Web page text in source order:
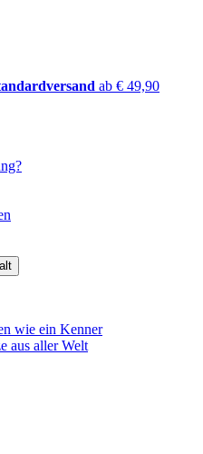
ab € 49,90
wie ein Kenner
aus aller Welt